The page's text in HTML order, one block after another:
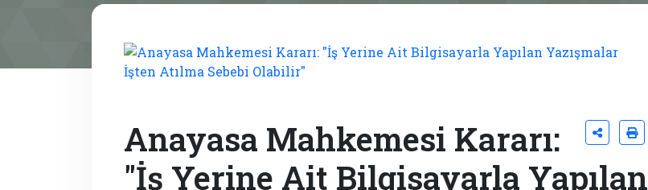
Anayasa Mahkemesi Kararı:
"İş Yerine Ait Bilgisayarla Yapılan